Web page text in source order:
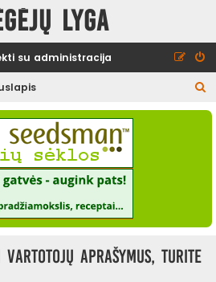
lyga
su administracija
e
vartotojų aprašymus, turite